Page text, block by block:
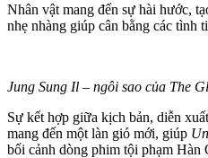
Nhân vật mang đến sự hài hước,
nhẹ nhàng giúp cân bằng các tình
Jung Sung Il – ngôi sao của The
Sự kết hợp giữa kịch bản, diễn
mang đến một làn gió mới, giúp
bối cảnh dòng phim tội phạm Hàn